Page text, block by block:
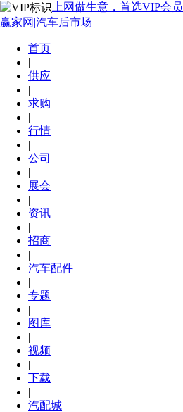
上网做生意，首选VIP会员
赢家网|汽车后市场
首页
|
供应
|
求购
|
行情
|
公司
|
展会
|
资讯
|
招商
|
汽车配件
|
专题
|
图库
|
视频
|
下载
|
汽配城